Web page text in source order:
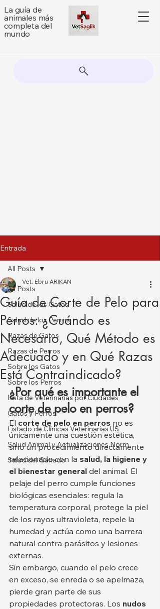
La guía de
animales más
completa del
mundo
Entrada
All Posts
Salud de los Gatos
Salud de los Perros
Razas de Gatos
Razas de Perros
Sobre los Gatos
Sobre los Perros
Lista de Veterinarias por Ciudades
Gatos y Perros
Listado de Clínicas Veterinarias US
Salud Animal y Actualizaciones Norm
Salud del Ganado
All Posts
Guía de Corte de Pelo para
Perros: ¿Cuándo es
Necesario, Qué Método es
Adecuado y en Qué Razas
Está Contraindicado?
Vet. Ebru ARIKAN
¿Por qué es importante el
corte de pelo en perros?
El corte de pelo en perros no es
únicamente una cuestión estética,
sino un procedimiento directamente
relacionado con la salud, la higiene y
el bienestar general del animal. El
pelaje del perro cumple funciones
biológicas esenciales: regula la
temperatura corporal, protege la piel
de los rayos ultravioleta, repele la
humedad y actúa como una barrera
natural contra parásitos y lesiones
externas.
Sin embargo, cuando el pelo crece
en exceso, se enreda o se apelmaza,
pierde gran parte de sus
propiedades protectoras. Los nudos